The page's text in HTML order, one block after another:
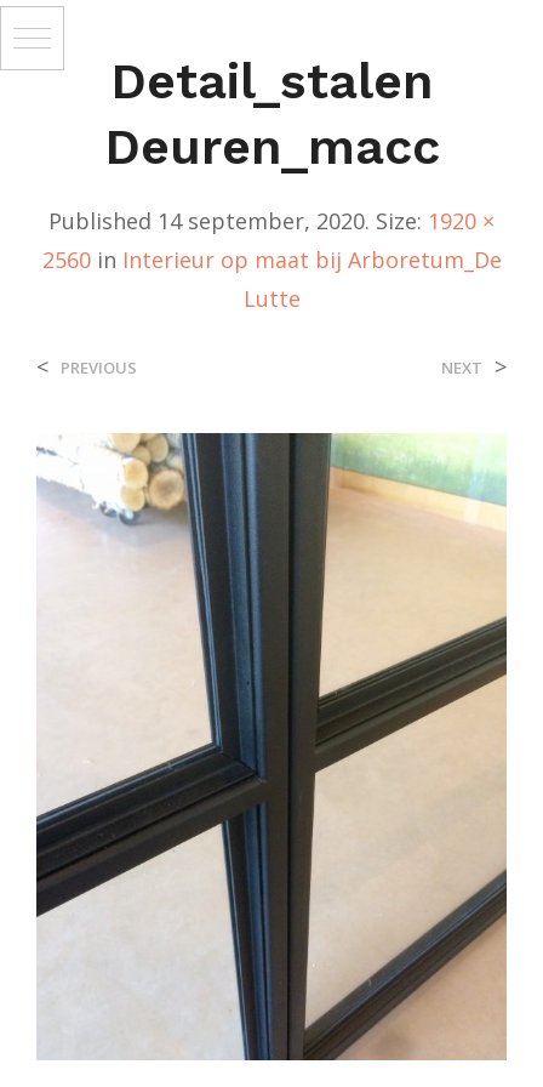
Detail_stalen
Deuren_macc
Published 14 september, 2020. Size: 1920 ×
2560in Interieur op maat bij Arboretum_De
Lutte
< PREVIOUS NEXT >